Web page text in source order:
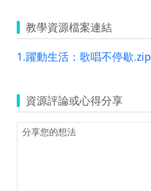
教學資源檔案連結
1.躍動生活：歌唱不停歇.zip
資源評論或心得分享